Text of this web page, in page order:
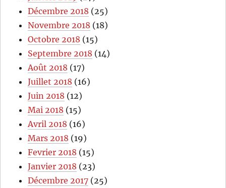
Décembre 2018 (25)
Novembre 2018 (18)
Octobre 2018 (15)
Septembre 2018 (14)
Août 2018 (17)
Juillet 2018 (16)
Juin 2018 (12)
Mai 2018 (15)
Avril 2018 (16)
Mars 2018 (19)
Fevrier 2018 (15)
Janvier 2018 (23)
Décembre 2017 (25)